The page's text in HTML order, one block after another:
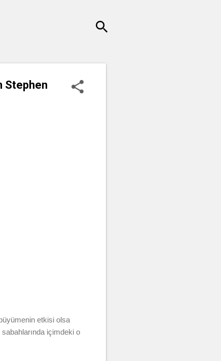
Stephen
etkisi olsa
içimdeki o